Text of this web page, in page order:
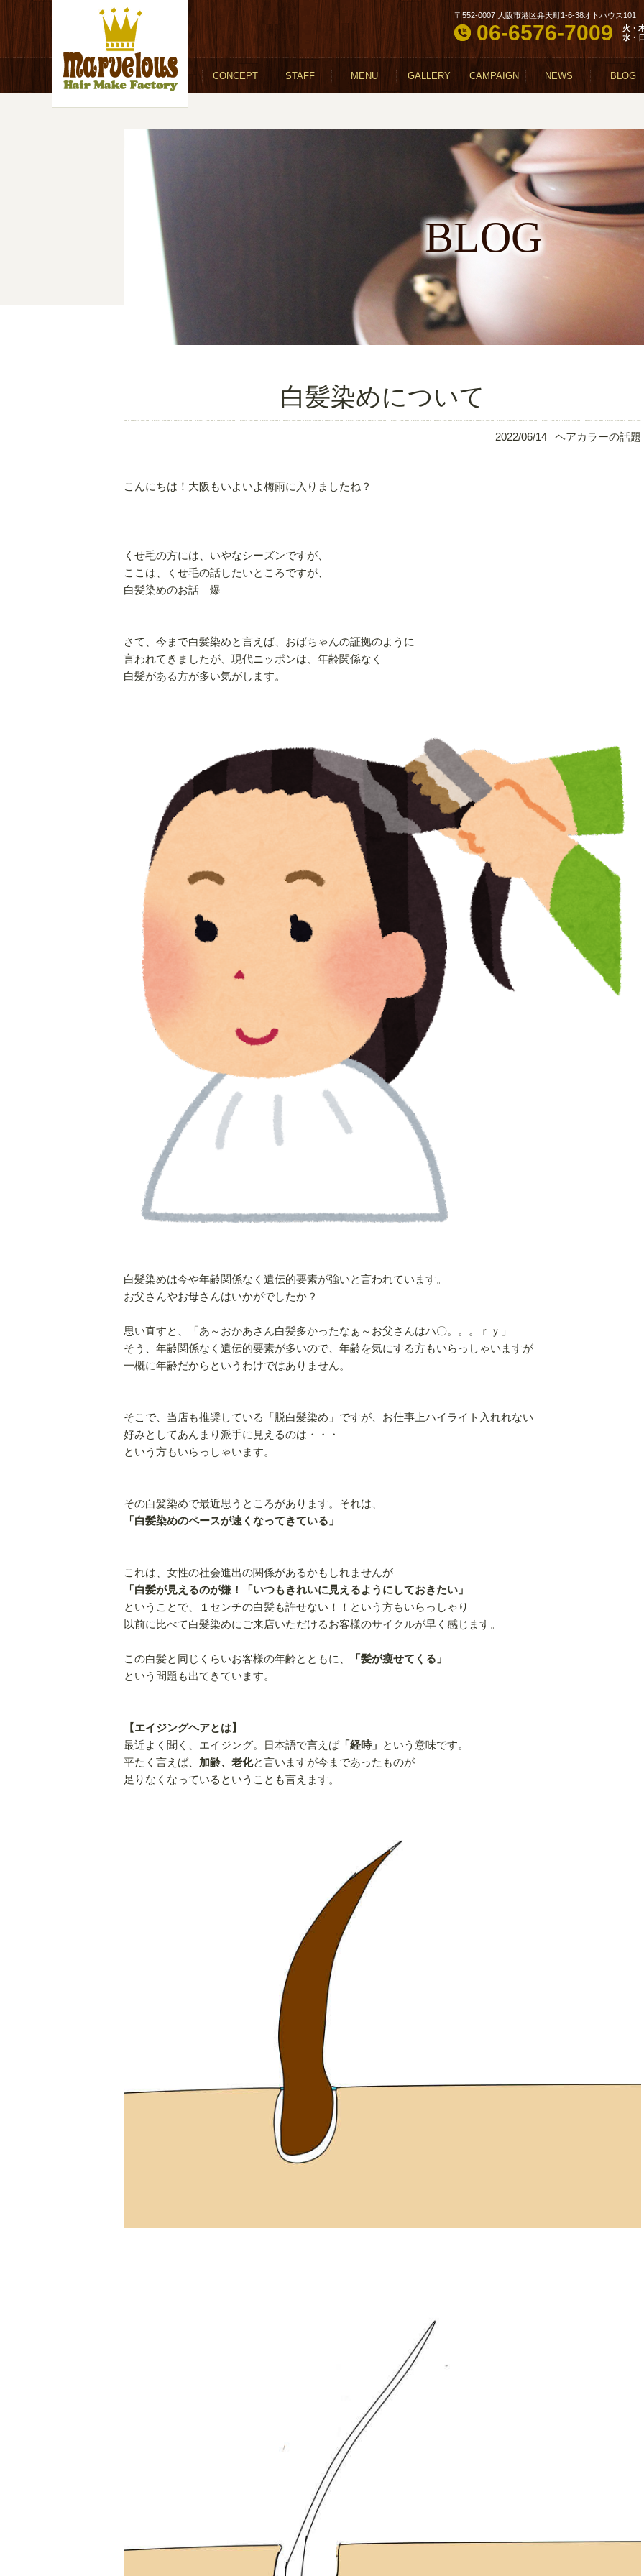
〒552-0007 大阪市港区弁天町1-6-38オトハウス101
06-6576-7009 火・
水・
CONCEPT STAFF MENU GALLERY CAMPAIGN NEWS BLOG
BLOG
白髪染めについて
2022/06/14 ヘアカラーの話題
こんにちは！大阪もいよいよ梅雨に入りましたね？
くせ毛の方には、いやなシーズンですが、
ここは、くせ毛の話したいところですが、
白髪染めのお話 爆
さて、今まで白髪染めと言えば、おばちゃんの証拠のように
言われてきましたが、現代ニッポンは、年齢関係なく
白髪がある方が多い気がします。
白髪染めは今や年齢関係なく遺伝的要素が強いと言われています。
お父さんやお母さんはいかがでしたか？
思い直すと、「あ～おかあさん白髪多かったなぁ～お父さんはハ〇。。。ｒｙ」
そう、年齢関係なく遺伝的要素が多いので、年齢を気にする方もいらっしゃいますが
一概に年齢だからというわけではありません。
そこで、当店も推奨している「脱白髪染め」ですが、お仕事上ハイライト入れれない
好みとしてあんまり派手に見えるのは・・・
という方もいらっしゃいます。
その白髪染めで最近思うところがあります。それは、
「白髪染めのペースが速くなってきている」
これは、女性の社会進出の関係があるかもしれませんが
「白髪が見えるのが嫌！「いつもきれいに見えるようにしておきたい」
ということで、１センチの白髪も許せない！！という方もいらっしゃり
以前に比べて白髪染めにご来店いただけるお客様のサイクルが早く感じます。
この白髪と同じくらいお客様の年齢とともに、
「髪が瘦せてくる」
という問題も出てきています。
【エイジングヘアとは】
最近よく聞く、エイジング。日本語で言えば「経時」 という意味です。
平たく言えば、 加齢、老化と言いますが今まであったものが
足りなくなっているということも言えます。